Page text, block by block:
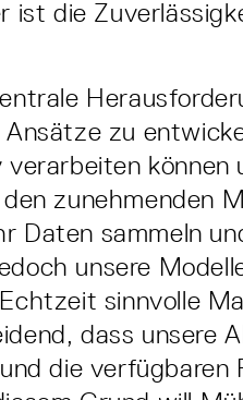
ist die
zu
können
zunehmenden
Daten sammeln
unsere
sinnvolle
dass unsere
die verfügbaren